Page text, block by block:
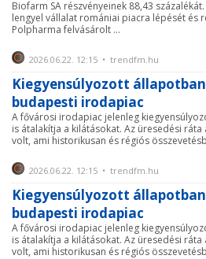
Biofarm SA részvényeinek 88,43
lengyel vállalat romániai piacra lépését és
Polpharma felvásárolt ...
2026.06.22. 12:15 • trendfm.hu
Kiegyensúlyozott
budapesti irodapiac
A fővárosi irodapiac jelenleg
is átalakítja a kilátásokat. Az üresedési
volt, ami historikusan és régiós
2026.06.22. 12:15 • trendfm.hu
Kiegyensúlyozott
budapesti irodapiac
A fővárosi irodapiac jelenleg
is átalakítja a kilátásokat. Az üresedési
volt, ami historikusan és régiós